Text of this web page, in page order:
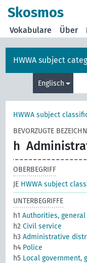
Skosmos
Vokabulare Über
HWWA subject
Englisch
HWWA subject
BEVORZUGTE
h
OBERBEGRIFF
JE HWWA subject
UNTERBEGRIFFE
h1Authorities, general
h2Civil service
h3Administrative
h4 Police
h5 Local government,